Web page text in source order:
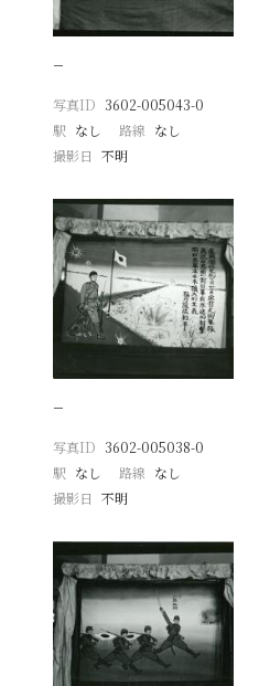
−
写真ID 3602-005043-0
駅 なし 路線 なし
撮影日
不明
−
写真ID 3602-005038-0
駅 なし 路線 なし
撮影日
不明